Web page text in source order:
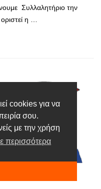
cookies για να
σου.
με την χρήση
περισσότερα
Συλλαλητήριο την
η …